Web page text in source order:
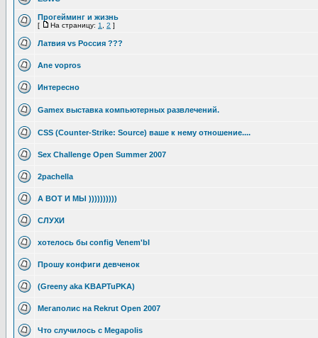
Прогейминг и жизнь
[ На страницу: 1 2 ]
Латвия vs Россия ???
Ane vopros
Интересно
Gamex выставка компьютерных развлечений.
CSS (Counter-Strike: Source) ваше к нему отношение....
Sex Challenge Open Summer 2007
2pachella
А ВОТ И МЫ ))))))))))
СЛУХИ
хотелось бы config Venem'bI
Прошу конфиги девченок
(Greeny aka KBAPTuPKA)
Мегаполис на Rekrut Open 2007
Что случилось с Megapolis